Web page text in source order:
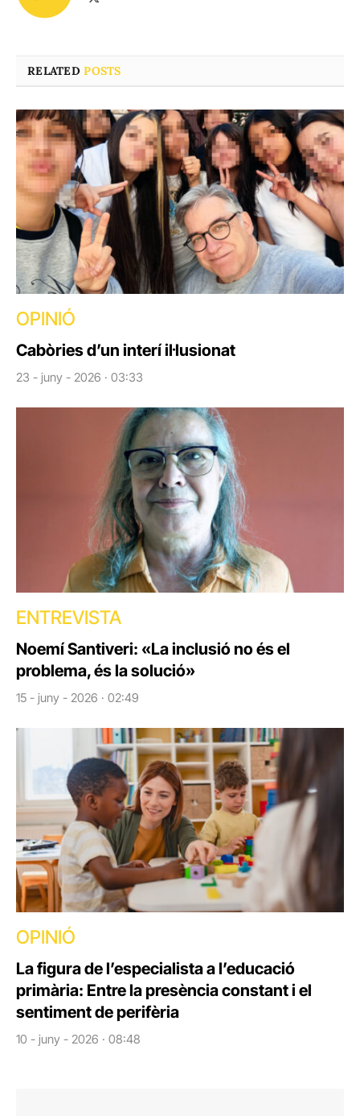
RELATEDPOSTS
OPINIÓ
Cabòries d’un interí il·lusionat
23 - juny - 2026 · 03:33
ENTREVISTA
Noemí Santiveri: «La inclusió no és el
problema, és la solució»
15 - juny - 2026 · 02:49
OPINIÓ
La figura de l’especialista a l’educació
primària: Entre la presència constant i el
sentiment de perifèria
10 - juny - 2026 · 08:48